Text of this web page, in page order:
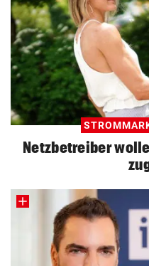
Netzbetreiber